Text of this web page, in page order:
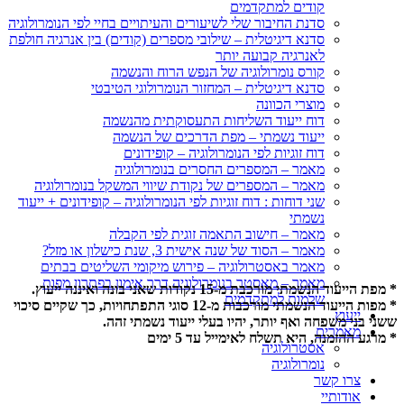
קודים למתקדמים
סדנת החיבור שלי לשיעורים והעיתויים בחיי לפי הנומרולוגיה
סדנא דיגיטלית – שילובי מספרים (קודים) בין אנרגיה חולפת
לאנרגיה קבועה יותר
קורס נומרולוגיה של הנפש הרוח והנשמה
סדנא דיגיטלית – המחזור הנומרולוגי הטיבטי
מוצרי הכוונה
דוח ייעוד השליחות התעסוקתית מהנשמה
ייעוד נשמתי – מפת הדרכים של הנשמה
דוח זוגיות לפי הנומרולוגיה – קופידונים
מאמר – המספרים החסרים בנומרולוגיה
מאמר – המספרים של נקודת שיווי המשקל בנומרולוגיה
שני דוחות : דוח זוגיות לפי הנומרולוגיה – קופידונים + ייעוד
נשמתי
מאמר – חישוב התאמה זוגית לפי הקבלה
מאמר – הסוד של שנה אישית 3, שנת כישלון או מזל?
מאמר באסטרולוגיה – פירוש מיקומי השליטים בבתים
מאמר – מאסטר בנומרולוגיה דרך אימון בפתרון מפות
שלמות למתקדמים
ייעוץ
מאמרים
אסטרולוגיה
נומרולוגיה
צרו קשר
אודותיי
* מפת הייעוד הנשמתי מורכבת מ-15 נקודות שאני בונה ואיננה ייעוץ.
* מפות הייעוד הנשמתי מורכבות מ-12 סוגי התפתחויות, כך שקיים סיכוי
ששני בני משפחה ואף יותר, יהיו בעלי ייעוד נשמתי זהה.
* מרגע ההזמנה, היא תשלח לאימייל עד 5 ימים